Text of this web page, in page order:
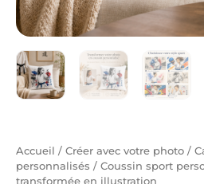
Accueil / Créer avec votre photo /
personnalisés / Coussin sport
transformée en illustration